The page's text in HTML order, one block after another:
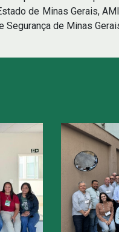
de Minas Gerais,
Segurança de Minas